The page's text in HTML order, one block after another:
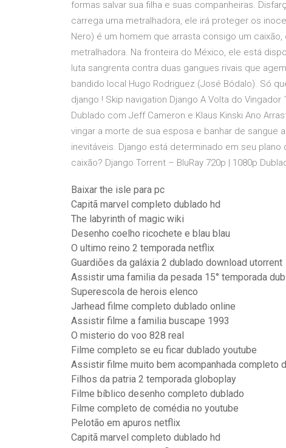
formas salvar sua filha e suas companheiras.
carrega uma metralhadora, ele irá proteger os
Nero) é um homem que arrasta consigo um
metralhadora. Na fronteira do México, ele está
luta sangrenta contra duas gangues rivais que
bandido local Hugo Rodriguez (José Bódalo). Só
django ! Skip navigation Django A Volta do Vingador
Dublado com Jeff Cameron e Klaus Kinski Ano
vingar a morte de sua esposa e banhar de sangue
inevitáveis. Django está determinado em seu
caixão? Django Torrent – BluRay 720p | 1080p
Baixar the isle para pc
Capitã marvel completo dublado hd
The labyrinth of magic wiki
Desenho coelho ricochete e blau blau
O ultimo reino 2 temporada netflix
Guardiões da galáxia 2 dublado download utorrent
Assistir uma familia da pesada 15° temporada
Superescola de herois elenco
Jarhead filme completo dublado online
Assistir filme a familia buscape 1993
O misterio do voo 828 real
Filme completo se eu ficar dublado youtube
Assistir filme muito bem acompanhada completo
Filhos da patria 2 temporada globoplay
Filme bíblico desenho completo dublado
Filme completo de comédia no youtube
Pelotão em apuros netflix
Capitã marvel completo dublado hd